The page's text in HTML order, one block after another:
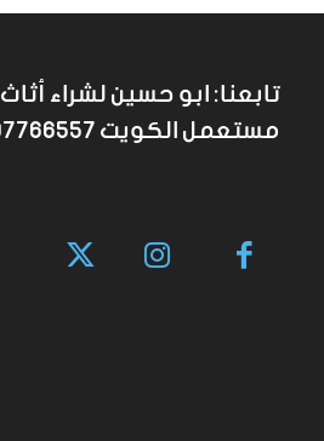
تابعنا: ابو حسين لشراء أثاث
مستعمل الكويت 97766557